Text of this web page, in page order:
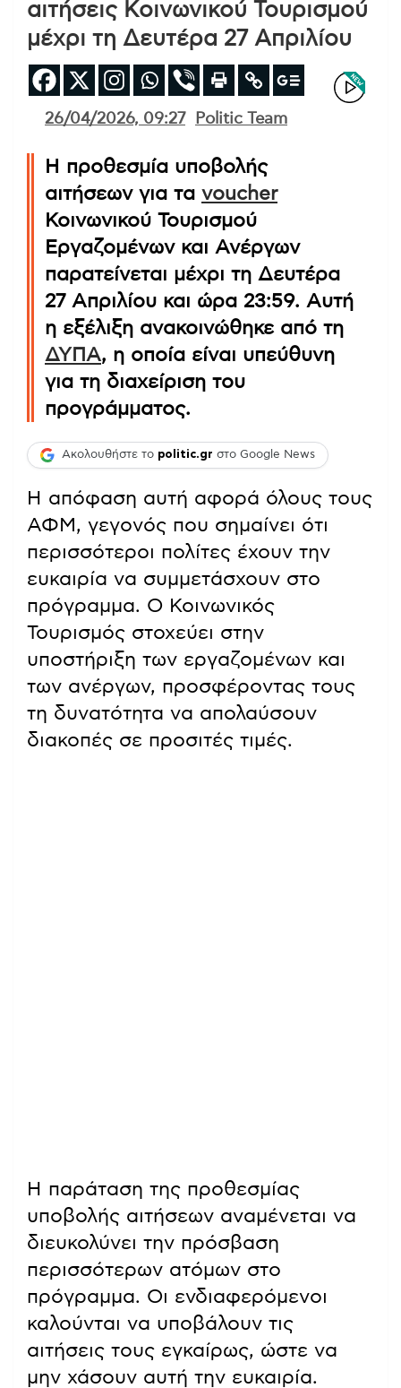
αιτήσεις Κοινωνικού Τουρισμού
μέχρι τη Δευτέρα 27 Απριλίου
26/04/2026, 09:27 Politic Team
Η προθεσμία υποβολής
αιτήσεων για τα voucher
Κοινωνικού Τουρισμού
Εργαζομένων και Ανέργων
παρατείνεται μέχρι τη Δευτέρα
27 Απριλίου και ώρα 23:59. Αυτή
η εξέλιξη ανακοινώθηκε από τη
ΔΥΠΑ, η οποία είναι υπεύθυνη
για τη διαχείριση του
προγράμματος.
Ακολουθήστε το politic.gr στο Google News
Η απόφαση αυτή αφορά όλους τους
ΑΦΜ, γεγονός που σημαίνει ότι
περισσότεροι πολίτες έχουν την
ευκαιρία να συμμετάσχουν στο
πρόγραμμα. Ο Κοινωνικός
Τουρισμός στοχεύει στην
υποστήριξη των εργαζομένων και
των ανέργων, προσφέροντας τους
τη δυνατότητα να απολαύσουν
διακοπές σε προσιτές τιμές.
Η παράταση της προθεσμίας
υποβολής αιτήσεων αναμένεται να
διευκολύνει την πρόσβαση
περισσότερων ατόμων στο
πρόγραμμα. Οι ενδιαφερόμενοι
καλούνται να υποβάλουν τις
αιτήσεις τους εγκαίρως, ώστε να
μην χάσουν αυτή την ευκαιρία.